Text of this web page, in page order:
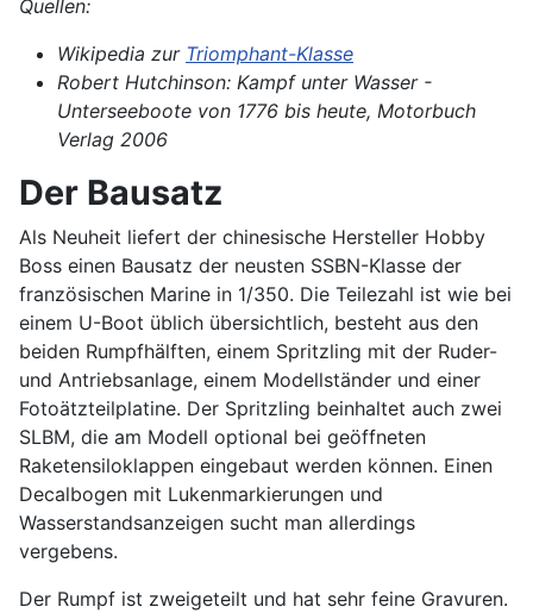
Quellen:
Wikipedia zur Triomphant-Klasse
Robert Hutchinson: Kampf unter Wasser -
Unterseeboote von 1776 bis heute, Motorbuch
Verlag 2006
Der Bausatz
Als Neuheit liefert der chinesische Hersteller Hobby
Boss einen Bausatz der neusten SSBN-Klasse der
französischen Marine in 1/350. Die Teilezahl ist wie bei
einem U-Boot üblich übersichtlich, besteht aus den
beiden Rumpfhälften, einem Spritzling mit der Ruder-
und Antriebsanlage, einem Modellständer und einer
Fotoätzteilplatine. Der Spritzling beinhaltet auch zwei
SLBM, die am Modell optional bei geöffneten
Raketensiloklappen eingebaut werden können. Einen
Decalbogen mit Lukenmarkierungen und
Wasserstandsanzeigen sucht man allerdings
vergebens.
Der Rumpf ist zweigeteilt und hat sehr feine Gravuren.